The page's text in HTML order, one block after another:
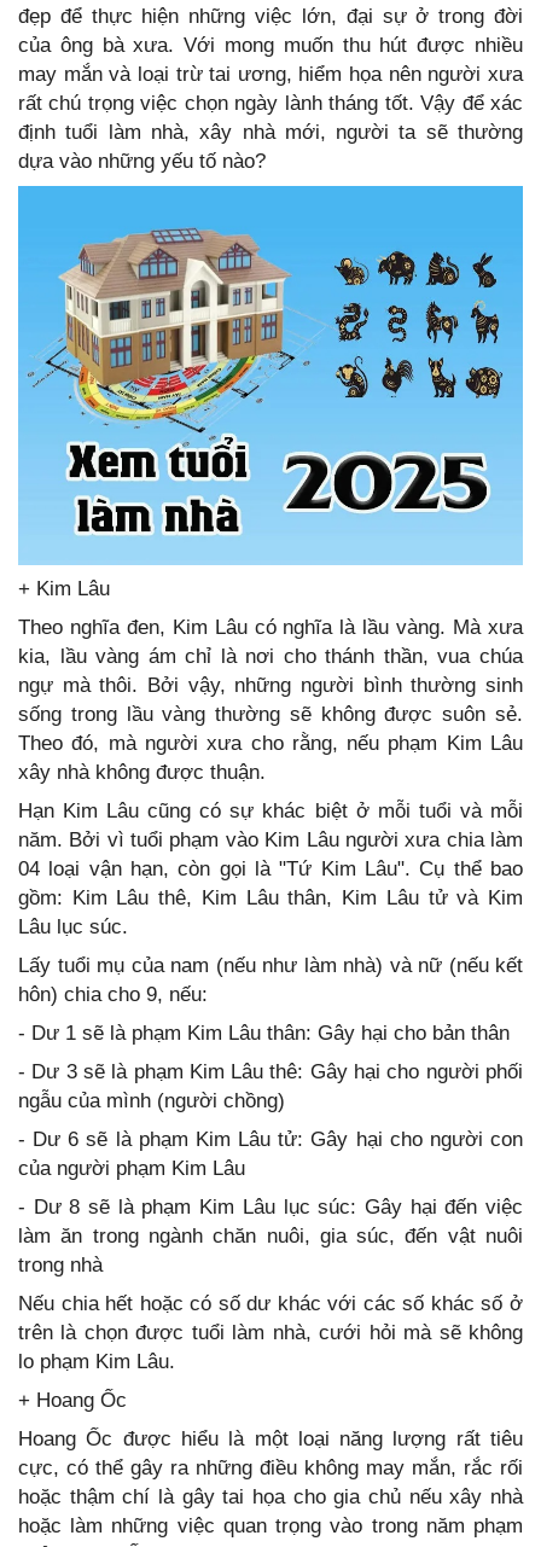
đẹp để thực hiện những việc lớn, đại sự ở trong đời
của ông bà xưa. Với mong muốn thu hút được nhiều
may mắn và loại trừ tai ương, hiểm họa nên người xưa
rất chú trọng việc chọn ngày lành tháng tốt. Vậy để xác
định tuổi làm nhà, xây nhà mới, người ta sẽ thường
dựa vào những yếu tố nào?
+ Kim Lâu
Theo nghĩa đen, Kim Lâu có nghĩa là lầu vàng. Mà xưa
kia, lầu vàng ám chỉ là nơi cho thánh thần, vua chúa
ngự mà thôi. Bởi vậy, những người bình thường sinh
sống trong lầu vàng thường sẽ không được suôn sẻ.
Theo đó, mà người xưa cho rằng, nếu phạm Kim Lâu
xây nhà không được thuận.
Hạn Kim Lâu cũng có sự khác biệt ở mỗi tuổi và mỗi
năm. Bởi vì tuổi phạm vào Kim Lâu người xưa chia làm
04 loại vận hạn, còn gọi là "Tứ Kim Lâu". Cụ thể bao
gồm: Kim Lâu thê, Kim Lâu thân, Kim Lâu tử và Kim
Lâu lục súc.
Lấy tuổi mụ của nam (nếu như làm nhà) và nữ (nếu kết
hôn) chia cho 9, nếu:
- Dư 1 sẽ là phạm Kim Lâu thân: Gây hại cho bản thân
- Dư 3 sẽ là phạm Kim Lâu thê: Gây hại cho người phối
ngẫu của mình (người chồng)
- Dư 6 sẽ là phạm Kim Lâu tử: Gây hại cho người con
của người phạm Kim Lâu
- Dư 8 sẽ là phạm Kim Lâu lục súc: Gây hại đến việc
làm ăn trong ngành chăn nuôi, gia súc, đến vật nuôi
trong nhà
Nếu chia hết hoặc có số dư khác với các số khác số ở
trên là chọn được tuổi làm nhà, cưới hỏi mà sẽ không
lo phạm Kim Lâu.
+ Hoang Ốc
Hoang Ốc được hiểu là một loại năng lượng rất tiêu
cực, có thể gây ra những điều không may mắn, rắc rối
hoặc thậm chí là gây tai họa cho gia chủ nếu xây nhà
hoặc làm những việc quan trọng vào trong năm phạm